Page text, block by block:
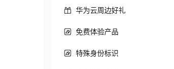
华为云周边好礼
免费体验产品
特殊身份标识